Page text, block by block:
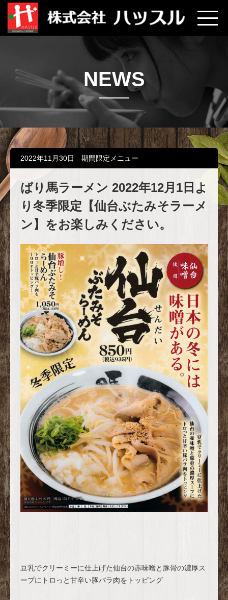
NEWS
2022年11月30日 期間限定メニュー
ばり馬ラーメン 2022年12月1日よ
り冬季限定【仙台ぶたみそラーメ
ン】をお楽しみください。
豆乳でクリーミーに仕上げた仙台の赤味噌と豚骨の濃厚ス
ープにトロっと甘辛い豚バラ肉をトッピング